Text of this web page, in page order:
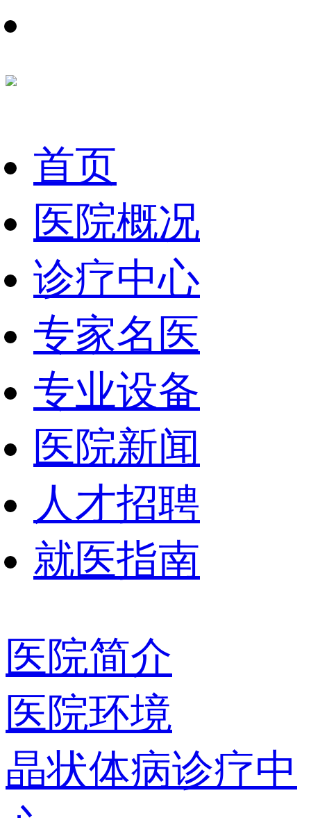
首页
医院概况
诊疗中心
专家名医
专业设备
医院新闻
人才招聘
就医指南
医院简介
医院环境
晶状体病诊疗中